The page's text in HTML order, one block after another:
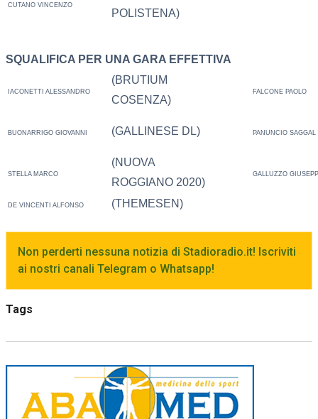
CUTANO VINCENZO
POLISTENA)
SQUALIFICA PER UNA GARA EFFETTIVA
IACONETTI ALESSANDRO
(BRUTIUM
COSENZA)
FALCONE PAOLO
BUONARRIGO GIOVANNI (GALLINESE DL) PANUNCIO
STELLA MARCO
(NUOVA
ROGGIANO 2020)
GALLUZZO
DE VINCENTI ALFONSO (THEMESEN)
Non perderti nessuna notizia di Stadioradio.it! Iscriviti
ai nostri canali Telegram o Whatsapp!
Tags